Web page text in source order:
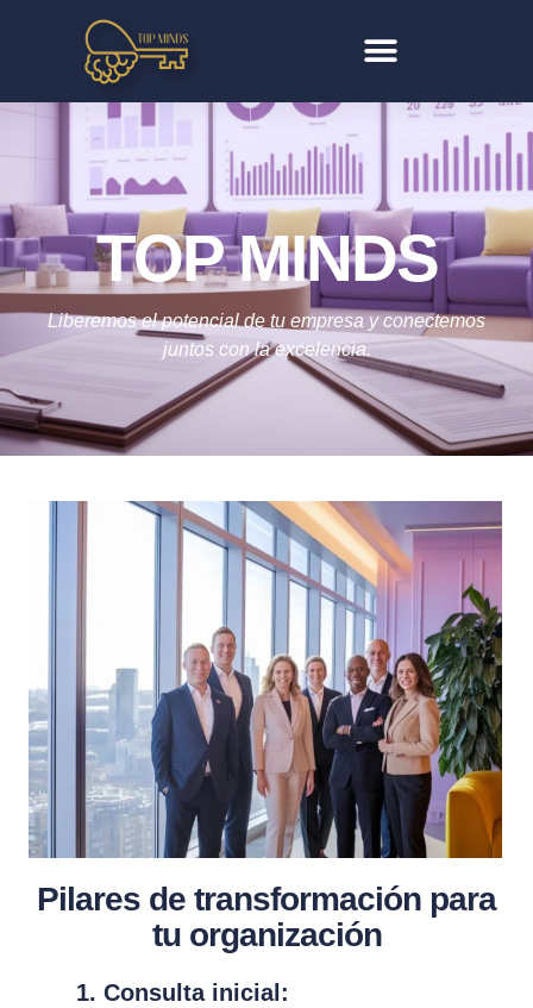
TOP MINDS
Liberemos el potencial de tu empresa y conectemos
juntos con la excelencia.
Pilares de transformación para
tu organización
1. Consulta inicial: